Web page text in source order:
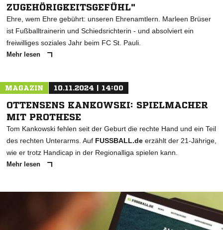
ZUGEHÖRIGKEITSGEFÜHL"
Ehre, wem Ehre gebührt: unseren Ehrenamtlern. Marleen Brüser
ist Fußballtrainerin und Schiedsrichterin - und absolviert ein
freiwilliges soziales Jahr beim FC St. Pauli.
Mehr lesen
MAGAZIN 10.11.2024 | 14:00
OTTENSENS KANKOWSKI: SPIELMACHER
MIT PROTHESE
Tom Kankowski fehlen seit der Geburt die rechte Hand und ein Teil
des rechten Unterarms. Auf FUSSBALL.de erzählt der 21-Jährige,
wie er trotz Handicap in der Regionalliga spielen kann.
Mehr lesen